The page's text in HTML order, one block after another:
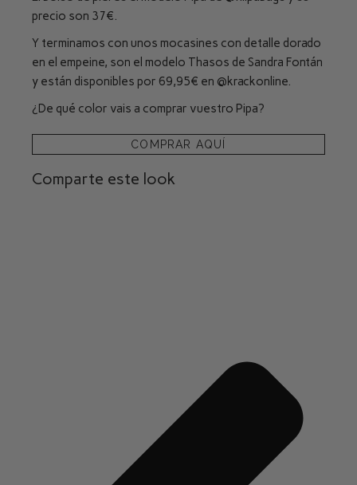
precio son 37€.
Y terminamos con unos mocasines con detalle dorado
en el empeine, son el modelo Thasos de Sandra Fontán
y están disponibles por 69,95€ en @krackonline.
¿De qué color vais a comprar vuestro Pipa?
COMPRAR AQUÍ
Comparte este look